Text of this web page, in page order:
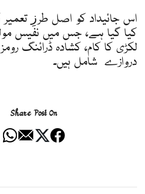
اس جائیداد کو اصل طرزِ
کیا گیا ہے، جس میں نفیس
لکڑی کا کام، کشادہ ڈرائنگ
دروازے شامل ہیں۔
Share Post On